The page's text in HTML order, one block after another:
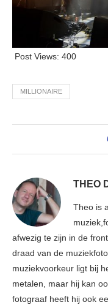
Post Views: 400
MILLIONAIRE
THEO
Theo is
afwezig te zijn in de
draad van de
muziekvoorkeur ligt bij
metalen, maar hij kan
fotograaf heeft hij ook